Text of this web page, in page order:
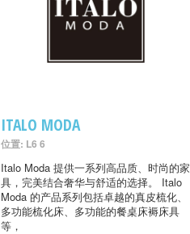
ITALO MODA
位置: L6 6
Italo Moda 提供一系列高品质、时尚的家
具，完美结合奢华与舒适的选择。 Italo
Moda 的产品系列包括卓越的真皮梳化、
多功能梳化床、多功能的餐桌床褥床具
等，